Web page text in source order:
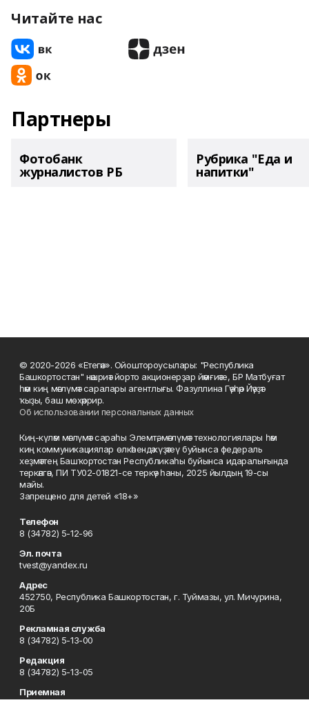
Читайте нас
Партнеры
Фотобанк
журналистов РБ
Рубрика "Еда и
напитки"
© 2020-2026 «Етегән». Ойоштороусылары: "Республика
Башкортостан" нәшриәт йорто акционерҙар йәмғиәте, БР Матбуғат
һәм киң мәғлүмәт саралары агентлығы. Фазуллина Гәүһәр Йәүҙәт
ҡыҙы, баш мөхәррир.
Об использовании персональных данных
Киң-күләм мәғлүмәт сараһы Элемтә, мәғлүмәт технологиялары һәм
киң коммуникациялар өлкәһендә күҙәтеү буйынса федераль
хеҙмәттең Башҡортостан Республикаһы буйынса идаралығында
теркәлгән, ПИ ТУ02-01821-се теркәү һаны, 2025 йылдың 19-сы
майы.
Запрещено для детей «18+»
Телефон
8 (34782) 5-12-96
Эл. почта
tvest@yandex.ru
Адрес
452750, Республика Башкортостан, г. Туймазы, ул. Мичурина,
20Б
Рекламная служба
8 (34782) 5-13-00
Редакция
8 (34782) 5-13-05
Приемная